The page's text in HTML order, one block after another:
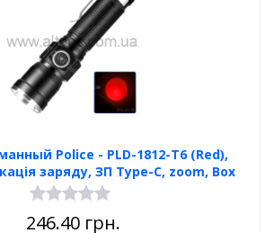
Poliсe - PLD-1812-T6 (Red),
заряду, ЗП Type-C, zoom, Box
246.40грн.